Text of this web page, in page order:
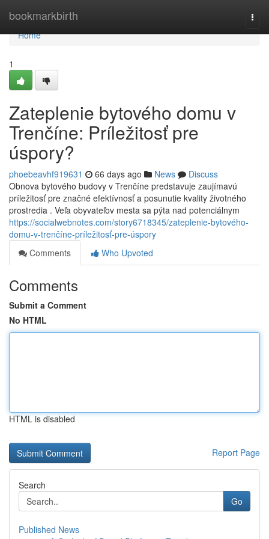
bookmarkbirth
Home
Home
1
Zateplenie bytového domu v
Trenčíne: Príležitosť pre
úspory?
phoebeavhf919631 66 days ago News
Discuss
Obnova bytového budovy v Trenčíne predstavuje zaujímavú
príležitosť pre značné efektívnosť a posunutie kvality životného
prostredia . Veľa obyvateľov mesta sa pýta nad potenciálnym
https://socialwebnotes.com/story6718345/zateplenie-bytového-
domu-v-trenčíne-príležitosť-pre-úspory
Comments
Who Upvoted
Comments
Submit a Comment
No HTML
HTML is disabled
Report Page
Search
Go
Published News